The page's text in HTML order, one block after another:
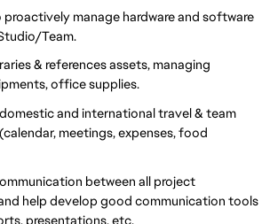
proactively manage hardware and software
Team.
& references assets, managing
office supplies.
and international travel & team
meetings, expenses, food
between all project
help develop good communication tools
presentations, etc.